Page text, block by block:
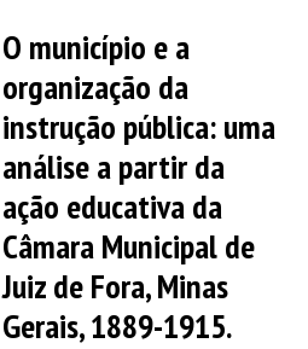
O município e a
organização da
instrução pública: uma
análise a partir da
ação educativa da
Câmara Municipal de
Juiz de Fora, Minas
Gerais, 1889-1915.